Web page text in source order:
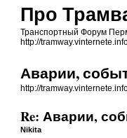
Про
Транспортный Форум
http://
Аварии,
http://
Re: Аварии,
Nikita